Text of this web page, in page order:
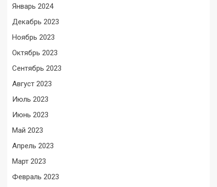
Январь 2024
Декабрь 2023
Ноябрь 2023
Октябрь 2023
Сентябрь 2023
Август 2023
Июль 2023
Июнь 2023
Май 2023
Апрель 2023
Март 2023
Февраль 2023